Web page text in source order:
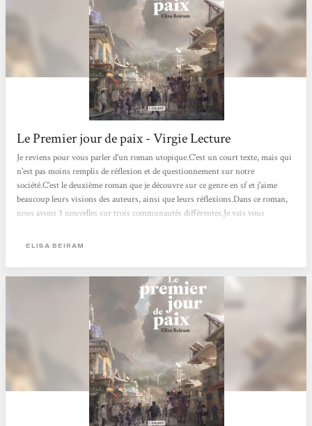
Le Premier jour de paix - Virgie Lecture
Je reviens pour vous parler d'un roman utopique.C'est un court texte, mais qui
n'est pas moins remplis de réflexion et de questionnement sur notre
société.C'est le deuxième roman que je découvre sur ce genre en sf et j'aime
beaucoup leurs visions des auteurs, ainsi que leurs réflexions.Dans ce roman,
nous avons 3 nouvelles sur trois communautés différentes.Je vais vous
suivons Aureliano dans sa communauté ou la violence règne. Lui décide de
ELISA BEIRAM